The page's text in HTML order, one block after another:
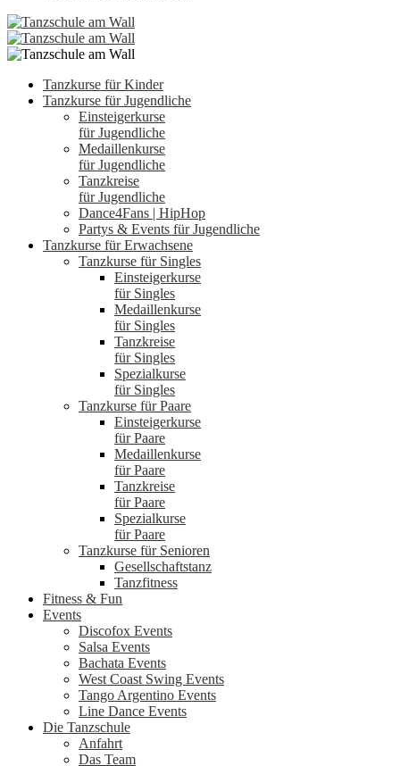
Tanzkurse für Kinder
Tanzkurse für Jugendliche
Einsteigerkurse
für Jugendliche
Medaillenkurse
für Jugendliche
Tanzkreise
für Jugendliche
Dance4Fans | HipHop
Partys & Events für Jugendliche
Tanzkurse für Erwachsene
Tanzkurse für Singles
Einsteigerkurse
für Singles
Medaillenkurse
für Singles
Tanzkreise
für Singles
Spezialkurse
für Singles
Tanzkurse für Paare
Einsteigerkurse
für Paare
Medaillenkurse
für Paare
Tanzkreise
für Paare
Spezialkurse
für Paare
Tanzkurse für Senioren
Gesellschaftstanz
Tanzfitness
Fitness & Fun
Events
Discofox Events
Salsa Events
Bachata Events
West Coast Swing Events
Tango Argentino Events
Line Dance Events
Die Tanzschule
Anfahrt
Das Team